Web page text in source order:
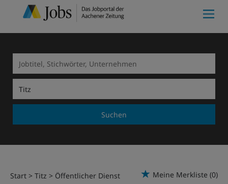
Suchen
Start Titz Öffentlicher Dienst Meine Merkliste (0)